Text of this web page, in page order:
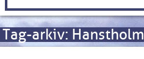
Tag-arkiv: Hanstholm